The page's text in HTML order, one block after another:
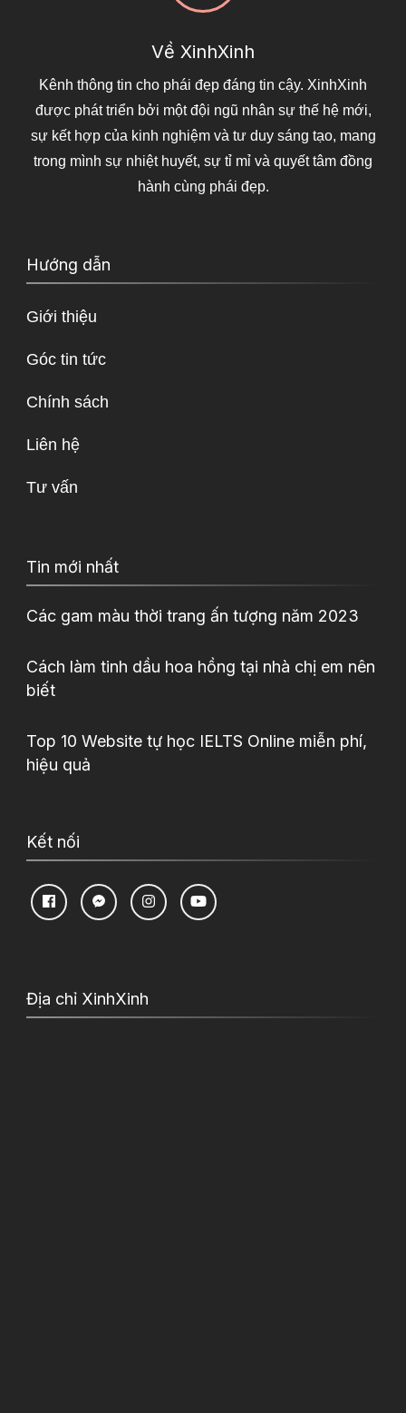
Về XinhXinh
Kênh thông tin cho phái đẹp đáng tin cậy. XinhXinh
được phát triển bởi một đội ngũ nhân sự thế hệ mới,
sự kết hợp của kinh nghiệm và tư duy sáng tạo, mang
trong mình sự nhiệt huyết, sự tỉ mỉ và quyết tâm đồng
hành cùng phái đẹp.
Hướng dẫn
Giới thiệu
Góc tin tức
Chính sách
Liên hệ
Tư vấn
Tin mới nhất
Các gam màu thời trang ấn tượng năm 2023
Cách làm tinh dầu hoa hồng tại nhà chị em nên
biết
Top 10 Website tự học IELTS Online miễn phí,
hiệu quả
Kết nối
Địa chỉ XinhXinh